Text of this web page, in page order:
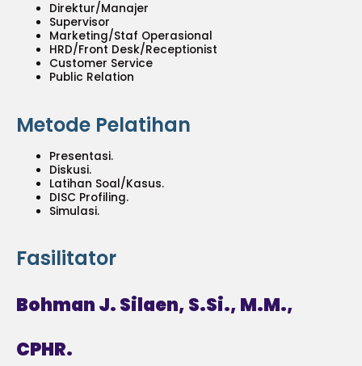
Direktur/Manajer
Supervisor
Marketing/Staf Operasional
HRD/Front Desk/Receptionist
Customer Service
Public Relation
Metode Pelatihan
Presentasi.
Diskusi.
Latihan Soal/Kasus.
DISC Profiling.
Simulasi.
Fasilitator
Bohman J. Silaen, S.Si., M.M.,
CPHR.